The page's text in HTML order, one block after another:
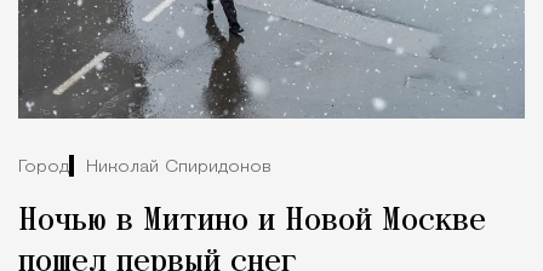
Город Николай Спиридонов
Ночью в Митино и Новой Москве
пошел первый снег